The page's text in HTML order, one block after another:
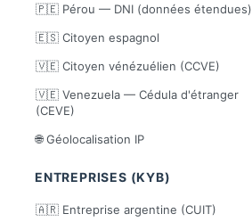
🇵🇪 Pérou — DNI (données étendues)
🇪🇸 Citoyen espagnol
🇻🇪 Citoyen vénézuélien (CCVE)
🇻🇪 Venezuela — Cédula d'étranger
(CEVE)
🌐 Géolocalisation IP
ENTREPRISES (KYB)
🇦🇷 Entreprise argentine (CUIT)